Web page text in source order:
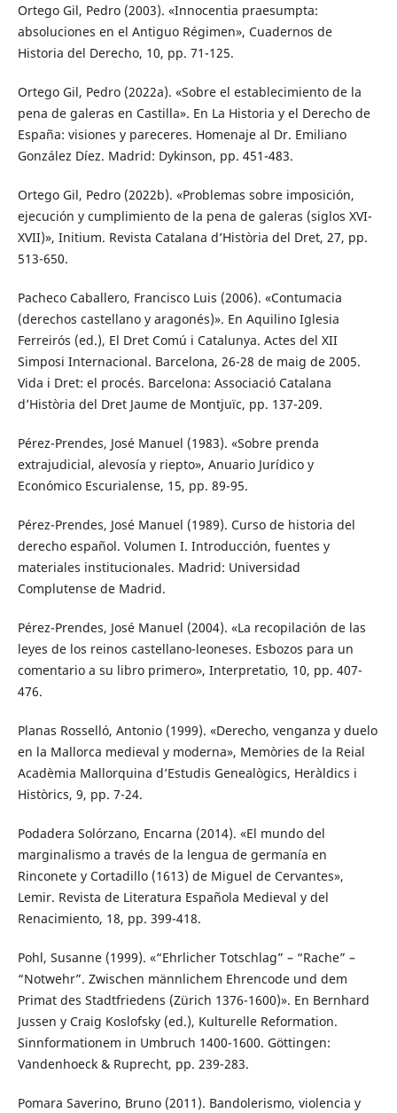
Ortego Gil, Pedro (2003). «Innocentia praesumpta:
absoluciones en el Antiguo Régimen», Cuadernos de
Historia del Derecho, 10, pp. 71-125.
Ortego Gil, Pedro (2022a). «Sobre el establecimiento de la
pena de galeras en Castilla». En La Historia y el Derecho de
España: visiones y pareceres. Homenaje al Dr. Emiliano
González Díez. Madrid: Dykinson, pp. 451-483.
Ortego Gil, Pedro (2022b). «Problemas sobre imposición,
ejecución y cumplimiento de la pena de galeras (siglos XVI-
XVII)», Initium. Revista Catalana d’Història del Dret, 27, pp.
513-650.
Pacheco Caballero, Francisco Luis (2006). «Contumacia
(derechos castellano y aragonés)». En Aquilino Iglesia
Ferreirós (ed.), El Dret Comú i Catalunya. Actes del XII
Simposi Internacional. Barcelona, 26-28 de maig de 2005.
Vida i Dret: el procés. Barcelona: Associació Catalana
d’Història del Dret Jaume de Montjuïc, pp. 137-209.
Pérez-Prendes, José Manuel (1983). «Sobre prenda
extrajudicial, alevosía y riepto», Anuario Jurídico y
Económico Escurialense, 15, pp. 89-95.
Pérez-Prendes, José Manuel (1989). Curso de historia del
derecho español. Volumen I. Introducción, fuentes y
materiales institucionales. Madrid: Universidad
Complutense de Madrid.
Pérez-Prendes, José Manuel (2004). «La recopilación de las
leyes de los reinos castellano-leoneses. Esbozos para un
comentario a su libro primero», Interpretatio, 10, pp. 407-
476.
Planas Rosselló, Antonio (1999). «Derecho, venganza y duelo
en la Mallorca medieval y moderna», Memòries de la Reial
Acadèmia Mallorquina d’Estudis Genealògics, Heràldics i
Històrics, 9, pp. 7-24.
Podadera Solórzano, Encarna (2014). «El mundo del
marginalismo a través de la lengua de germanía en
Rinconete y Cortadillo (1613) de Miguel de Cervantes»,
Lemir. Revista de Literatura Española Medieval y del
Renacimiento, 18, pp. 399-418.
Pohl, Susanne (1999). «“Ehrlicher Totschlag” – “Rache” –
“Notwehr”. Zwischen männlichem Ehrencode und dem
Primat des Stadtfriedens (Zürich 1376-1600)». En Bernhard
Jussen y Craig Koslofsky (ed.), Kulturelle Reformation.
Sinnformationem in Umbruch 1400-1600. Göttingen:
Vandenhoeck & Ruprecht, pp. 239-283.
Pomara Saverino, Bruno (2011). Bandolerismo, violencia y